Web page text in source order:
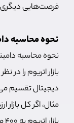
فرصت‌هایی دیگری
نحوه محاسبه
نحوه محاسبه
بازار اتریوم را در